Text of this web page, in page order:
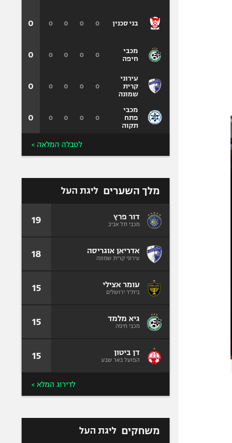
בני סכנין
מכבי
חיפה
עירוני
קרית
שמונה
מכבי
פתח
תקוה
0
0
0
0
0
0
0
0
0
0
0
0
0
0
0
0
0
0
0
0
לטבלה המלאה >
מלך השערים ליגת העל
דור פרץ
מכבי תל אביב 19
אדריאן אוגריסה
עירוני קרית שמונה 18
עומר אצילי
בית"ר ירושלים 15
גיא מלמד
מכבי חיפה 15
דן ביטון
הפועל באר שבע 15
לדירוג המלא >
משחקים ליגת העל